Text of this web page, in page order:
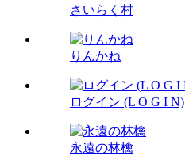
さいらく村
りんかね
ログイン (L O G I N)
永遠の林檎